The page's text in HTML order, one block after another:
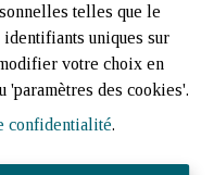
telles que le
uniques sur
votre choix en
'paramètres des cookies'.
confidentialité.